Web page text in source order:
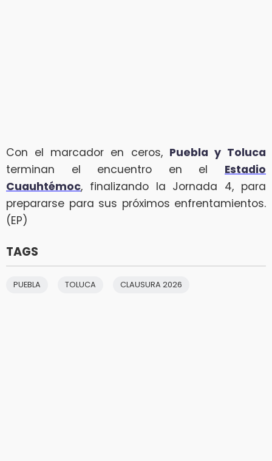
Con el marcador en ceros, Puebla y Toluca
terminan el encuentro en el Estadio
Cuauhtémoc, finalizando la Jornada 4, para
prepararse para sus próximos enfrentamientos.
(EP)
TAGS
PUEBLA TOLUCA CLAUSURA 2026